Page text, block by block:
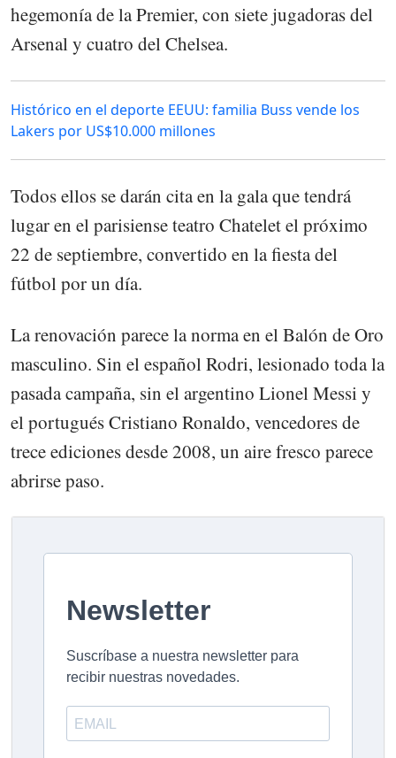
hegemonía de la Premier, con siete jugadoras del
Arsenal y cuatro del Chelsea.
Histórico en el deporte EEUU: familia Buss vende los
Lakers por US$10.000 millones
Todos ellos se darán cita en la gala que tendrá
lugar en el parisiense teatro Chatelet el próximo
22 de septiembre, convertido en la fiesta del
fútbol por un día.
La renovación parece la norma en el Balón de Oro
masculino. Sin el español Rodri, lesionado toda la
pasada campaña, sin el argentino Lionel Messi y
el portugués Cristiano Ronaldo, vencedores de
trece ediciones desde 2008, un aire fresco parece
abrirse paso.